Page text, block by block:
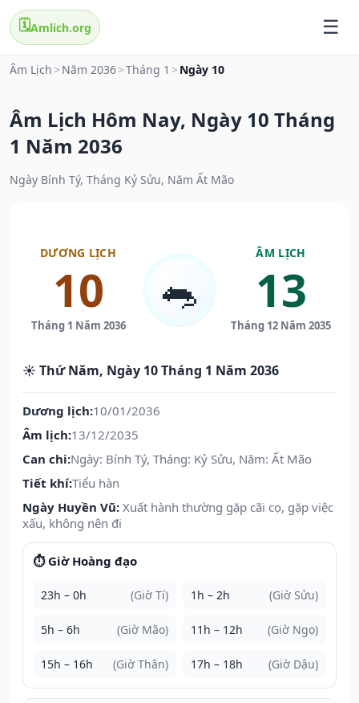
🗓️Amlich.org
Âm Lịch > Năm 2036>Tháng 1 > Ngày 10
Âm Lịch Hôm Nay, Ngày 10 Tháng
1 Năm 2036
Ngày Bính Tý, Tháng Kỷ Sửu, Năm Ất Mão
DƯƠNG LỊCH
10
Tháng 1 Năm 2036
🐀
ÂM LỊCH
13
Tháng 12 Năm 2035
☀️ Thứ Năm, Ngày 10 Tháng 1 Năm 2036
Dương lịch:10/01/2036
Âm lịch:13/12/2035
Can chi:Ngày: Bính Tý, Tháng: Kỷ Sửu, Năm: Ất Mão
Tiết khí:Tiểu hàn
Ngày Huyền Vũ: Xuất hành thường gặp cãi cọ, gặp việc
xấu, không nên đi
⏱️ Giờ Hoàng đạo
23h – 0h (Giờ Tí) 1h – 2h (Giờ Sửu)
5h – 6h (Giờ Mão) 11h – 12h (Giờ Ngọ)
15h – 16h (Giờ Thân) 17h – 18h (Giờ Dậu)